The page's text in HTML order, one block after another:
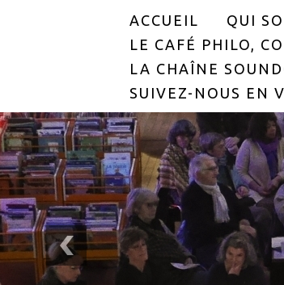
ACCUEIL QUI
LE CAFÉ PHILO,
LA CHAÎNE
SUIVEZ-NOUS EN